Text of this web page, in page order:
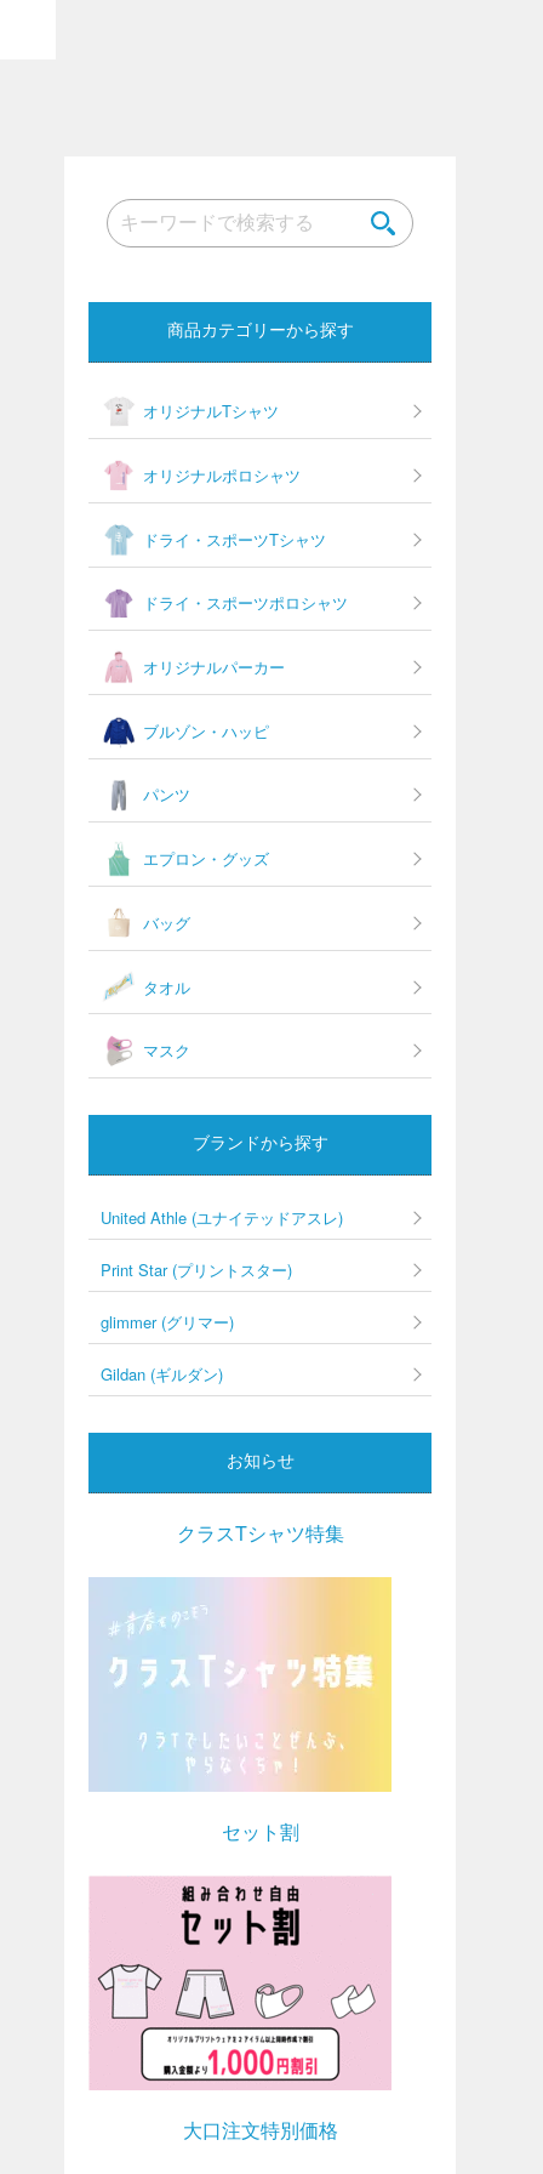
商品カテゴリーから探す
オリジナルTシャツ
オリジナルポロシャツ
ドライ・スポーツTシャツ
ドライ・スポーツポロシャツ
オリジナルパーカー
ブルゾン・ハッピ
パンツ
エプロン・グッズ
バッグ
タオル
マスク
ブランドから探す
United Athle (ユナイテッドアスレ)
Print Star (プリントスター)
glimmer (グリマー)
Gildan (ギルダン)
お知らせ
クラスTシャツ特集
セット割
大口注文特別価格